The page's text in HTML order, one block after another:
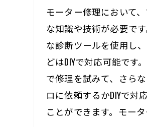
モーター修理において
な知識や技術が必要で
な診断ツールを使用し
どはDIYで対応可能で
で修理を試みて、さら
ロに依頼するかDIYで
ことができます。モー